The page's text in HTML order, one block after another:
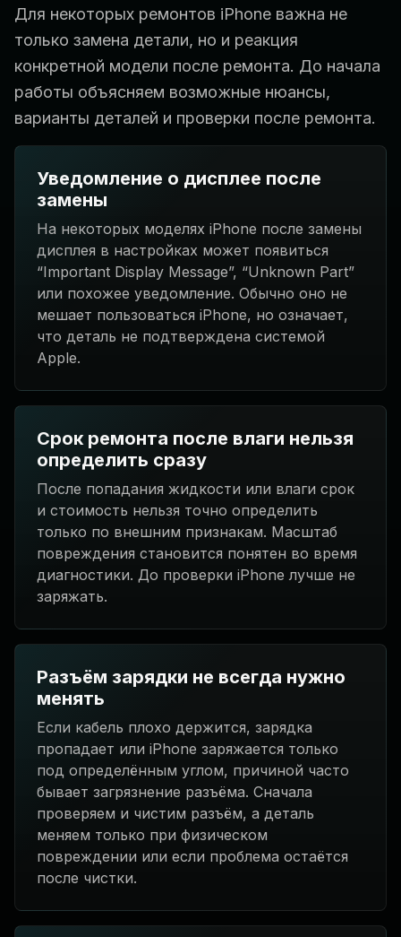
Для некоторых ремонтов iPhone важна не
только замена детали, но и реакция
конкретной модели после ремонта. До начала
работы объясняем возможные нюансы,
варианты деталей и проверки после ремонта.
Уведомление о дисплее после
замены
На некоторых моделях iPhone после замены
дисплея в настройках может появиться
“Important Display Message”, “Unknown Part”
или похожее уведомление. Обычно оно не
мешает пользоваться iPhone, но означает,
что деталь не подтверждена системой
Apple.
Срок ремонта после влаги нельзя
определить сразу
После попадания жидкости или влаги срок
и стоимость нельзя точно определить
только по внешним признакам. Масштаб
повреждения становится понятен во время
диагностики. До проверки iPhone лучше не
заряжать.
Разъём зарядки не всегда нужно
менять
Если кабель плохо держится, зарядка
пропадает или iPhone заряжается только
под определённым углом, причиной часто
бывает загрязнение разъёма. Сначала
проверяем и чистим разъём, а деталь
меняем только при физическом
повреждении или если проблема остаётся
после чистки.